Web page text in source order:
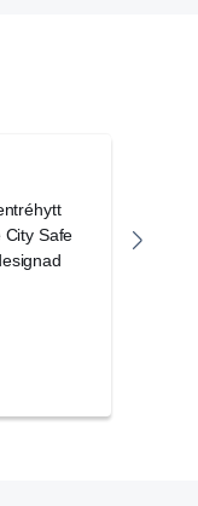
växellådan
övergripande
sänka
Safe